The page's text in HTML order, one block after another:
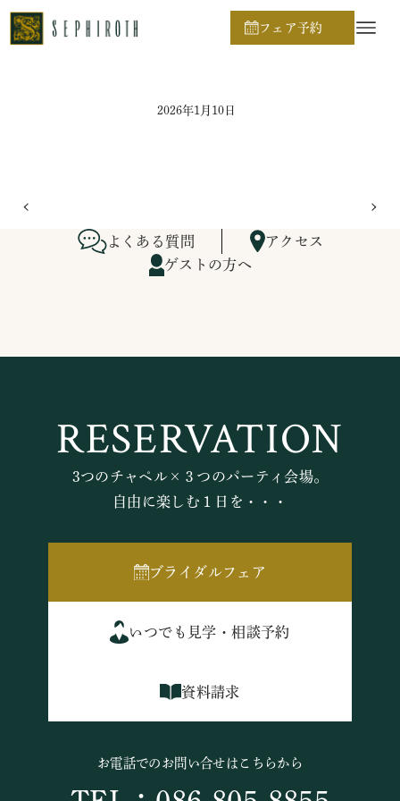
フェア予約
ホーム
2026年1月10日
よくある質問
アクセス
ゲストの方へ
RESERVATION
3つのチャペル×３つのパーティ会場。
自由に楽しむ１日を・・・
ブライダルフェア
いつでも見学・相談予約
資料請求
お電話でのお問い合せはこちらから